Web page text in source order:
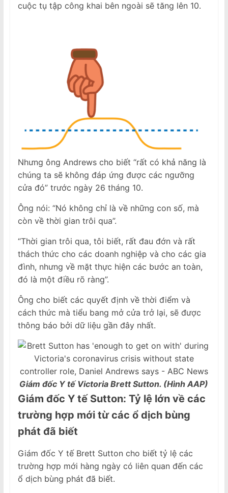
cuộc tụ tập công khai bên ngoài sẽ tăng lên 10.
Nhưng ông Andrews cho biết “rất có khả năng là
chúng ta sẽ không đáp ứng được các ngưỡng
cửa đó” trước ngày 26 tháng 10.
Ông nói: “Nó không chỉ là về những con số, mà
còn về thời gian trôi qua”.
“Thời gian trôi qua, tôi biết, rất đau đớn và rất
thách thức cho các doanh nghiệp và cho các gia
đình, nhưng về mặt thực hiện các bước an toàn,
đó là một điều rõ ràng”.
Ông cho biết các quyết định về thời điểm và
cách thức mà tiểu bang mở cửa trở lại, sẽ được
thông báo bởi dữ liệu gần đây nhất.
Giám đốc Y tế Victoria Brett Sutton. (Hình AAP)
Giám đốc Y tế Sutton: Tỷ lệ lớn về các
trường hợp mới từ các ổ dịch bùng
phát đã biết
Giám đốc Y tế Brett Sutton cho biết tỷ lệ các
trường hợp mới hàng ngày có liên quan đến các
ổ dịch bùng phát đã biết.